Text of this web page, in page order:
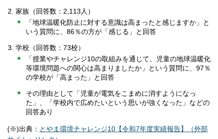
家族（回答数：2,113人）
「地球温暖化防止に対する意識は高まったと感じますか」と
いう質問に、86％の方が「感じる」と回答
学校（回答数：73校）
「授業やチャレンジ10の取組みを通じて、児童の地球温暖化
等環境問題への関心は高まりましたか」という質問に、97％
の学校が「高まった」と回答
その理由として「児童が電気をこまめに消すようになっ
た」、「学校内で広めたいという思いが強くなった」などの
回答あり
(※)出典： とやま環境チャレンジ10【令和7年度実績報告】（外部